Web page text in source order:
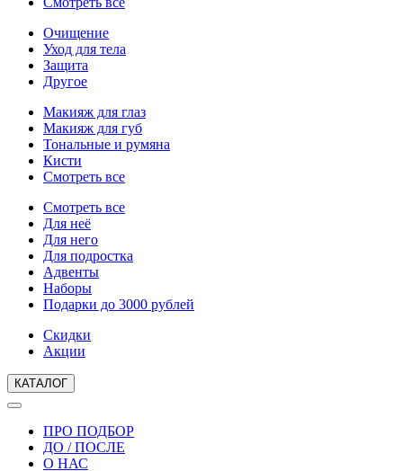
Очищение
Уход для тела
Защита
Другое
Макияж для глаз
Макияж для губ
Тональные и румяна
Кисти
Смотреть все
Смотреть все
Для неё
Для него
Для подростка
Адвенты
Наборы
Подарки до 3000 рублей
Скидки
Акции
КАТАЛОГ
ПРО ПОДБОР
ДО / ПОСЛЕ
О НАС